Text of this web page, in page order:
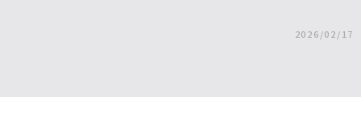
2026/02/17